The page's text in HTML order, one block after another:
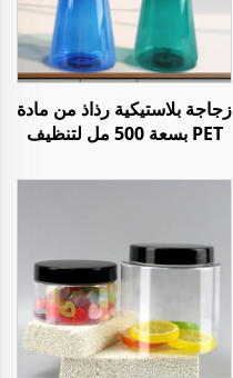
زجاجة بلاستيكية رذاذ من مادة
PET بسعة 500 مل لتنظيف